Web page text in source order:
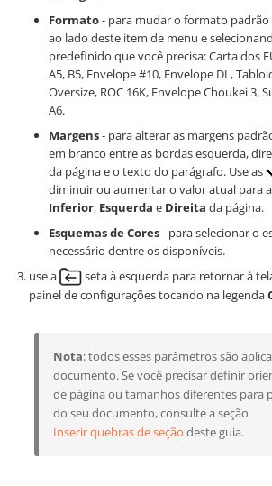
Formato- para mudar o formato padrão
ao lado deste item de menu e
predefinido que você precisa: Carta dos
A5, B5, Envelope #10, Envelope DL,
Oversize, ROC 16K, Envelope Choukei 3,
A6.
Margens- para alterar as margens
em branco entre as bordas esquerda,
da página e o texto do parágrafo. Use as
diminuir ou aumentar o valor atual para
Inferior, Esquerda e Direita da página.
Esquemas de Cores- para selecionar o
necessário dentre os disponíveis.
use a
seta à esquerda para retornar à
painel de configurações tocando na legenda
Nota: todos esses parâmetros são
documento. Se você precisar definir
de página ou tamanhos diferentes para
do seu documento, consulte a seção
Inserir quebras de seção deste guia.